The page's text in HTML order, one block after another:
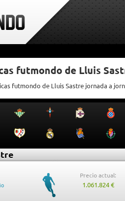
futmondo de Lluis
futmondo de Lluis Sastre jornada a
Precio actual:
1.061.824 €